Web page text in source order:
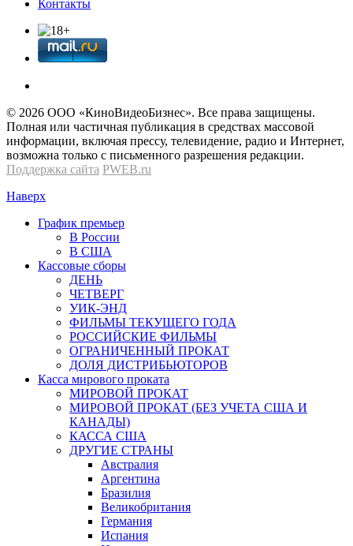
Контакты
© 2026 OOО «КиноВидеоБизнес». Все права защищены.
Полная или частичная публикация в средствах массовой
информации, включая прессу, телевидение, радио и Интернет,
возможна только с письменного разрешения редакции.
Поддержка сайта PWEB.ru
Наверх
График премьер
В России
В США
Кассовые сборы
ДЕНЬ
ЧЕТВЕРГ
УИК-ЭНД
ФИЛЬМЫ ТЕКУЩЕГО ГОДА
РОССИЙСКИЕ ФИЛЬМЫ
ОГРАНИЧЕННЫЙ ПРОКАТ
ДОЛЯ ДИСТРИБЬЮТОРОВ
Касса мирового проката
МИРОВОЙ ПРОКАТ
МИРОВОЙ ПРОКАТ (БЕЗ УЧЕТА США И
КАНАДЫ)
КАССА США
ДРУГИЕ СТРАНЫ
Австралия
Аргентина
Бразилия
Великобритания
Германия
Испания